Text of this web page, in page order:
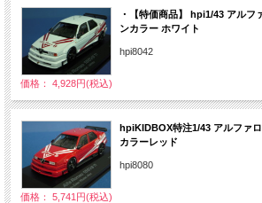
・【特価商品】 hpi1/43 アルフ
ンカラー ホワイト
hpi8042
価格： 4,928円(税込)
hpiKIDBOX特注1/43 アルファ
カラーレッド
hpi8080
価格： 5,741円(税込)